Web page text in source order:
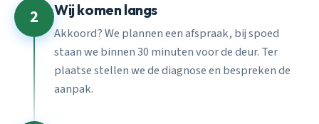
2 Wij komen langs
Akkoord? We plannen een afspraak, bij spoed
staan we binnen 30 minuten voor de deur. Ter
plaatse stellen we de diagnose en bespreken de
aanpak.